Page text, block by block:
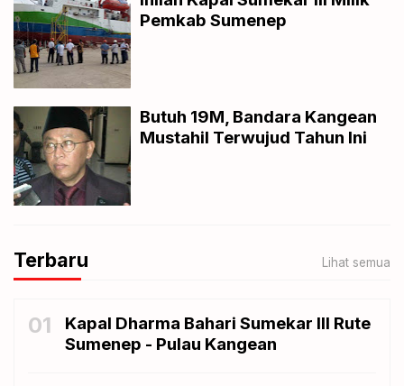
Pemkab Sumenep
Butuh 19M, Bandara Kangean
Mustahil Terwujud Tahun Ini
Terbaru Lihat semua
01
Kapal Dharma Bahari Sumekar III Rute
Sumenep - Pulau Kangean